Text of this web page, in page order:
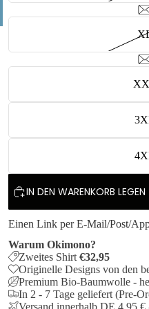
IN DEN WARENKORB LEGEN
Einen Link per E-Mail/Post/
Warum Okimono?
Zweites Shirt€32,95
Originelle Designs von den
Premium Bio-Baumwolle -
In 2 - 7 Tage geliefert (Pre-
Versand innerhalb DE 4,95